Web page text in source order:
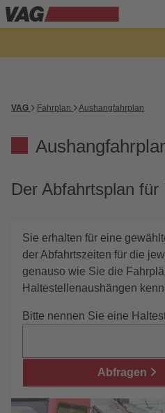
VAG Fahrplan Aushangfahrplan
Der Abfahrtsplan
Sie erhalten für eine
der Abfahrtszeiten für die
genauso wie Sie die
Haltestellenaushängen
Bitte nennen Sie eine
Abfragen